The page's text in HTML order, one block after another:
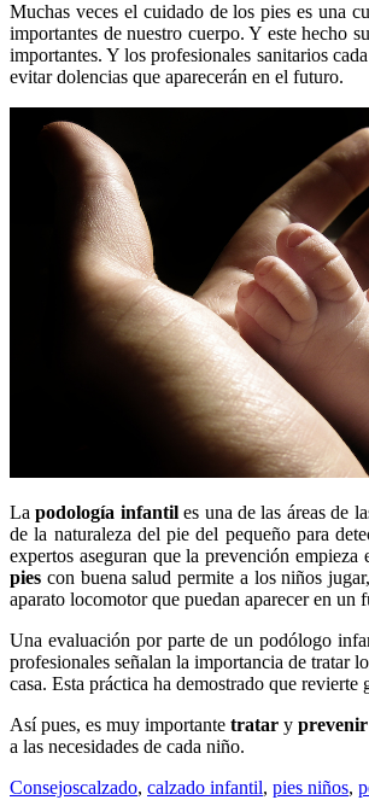
Muchas veces el cuidado de los pies es una
importantes de nuestro cuerpo. Y este hecho
importantes. Y los profesionales sanitarios
evitar dolencias que aparecerán en el futuro.
Lapodología infantiles una de las áreas de
de la naturaleza del pie del pequeño para
expertos aseguran que la prevención
pies con buena salud permite a los niños
aparato locomotor que puedan aparecer en un
Una evaluación por parte de un podólogo
profesionales señalan la importancia de tratar
casa. Esta práctica ha demostrado que
Así pues, es muy importante tratar yprevenir
a las necesidades de cada niño.
Consejoscalzado, calzado infantil, pies niños,